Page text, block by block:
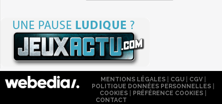
MENTIONS LÉGALES| CGU| CGV|
POLITIQUE DONNÉES PERSONNELLES
COOKIES
PRÉFÉRENCE COOKIES
CONTACT